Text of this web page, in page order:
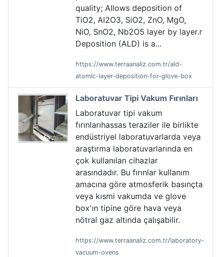
quality; Allows deposition of
TiO2, Al2O3, SiO2, ZnO, MgO,
NiO, SnO2, Nb2O5 layer by layer.r
Deposition (ALD) is a...
https://www.terraanaliz.com.tr/ald-
atomic-layer-deposition-for-glove-box
Laboratuvar Tipi Vakum Fırınları
Laboratuvar tipi vakum
fırınlarıhassas teraziler ile birlikte
endüstriyel laboratuvarlarda veya
araştırma laboratuvarlarında en
çok kullanılan cihazlar
arasındadır. Bu fırınlar kullanım
amacına göre atmosferik basınçta
veya kısmi vakumda ve glove
box'ın tipine göre hava veya
nötral gaz altında çalışabilir.
https://www.terraanaliz.com.tr/laboratory-
vacuum-ovens